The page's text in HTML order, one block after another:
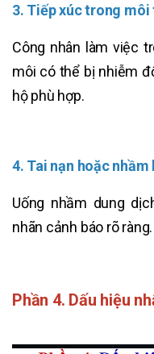
3. Tiếp xúc trong
Công nhân làm việc
môi có thể bị nhiễm
hộ phù hợp.
4. Tai nạn hoặc nhầm
Uống nhầm dung
nhãn cảnh báo rõ ràng.
Phần 4. Dấu hiệu